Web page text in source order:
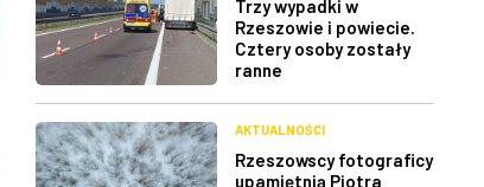
Trzy wypadki w
Rzeszowie i powiecie.
Cztery osoby zostały
ranne
AKTUALNOŚCI
Rzeszowscy fotograficy
upamiętnią Piotra